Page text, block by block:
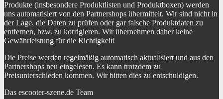
Produkte (insbesondere Produktlisten und Produktboxen) werden
uns automatisiert von den Partnershops übermittelt. Wir sind nicht in
der Lage, die Daten zu prüfen oder gar falsche Produktdaten zu
entfernen, bzw. zu korrigieren. Wir übernehmen daher keine
Gewährleistung für die Richtigkeit!
Die Preise werden regelmäßig automatisch aktualisiert und aus den
Partnershops neu eingelesen. Es kann trotzdem zu
Preisunterschieden kommen. Wir bitten dies zu entschuldigen.
Das escooter-szene.de Team